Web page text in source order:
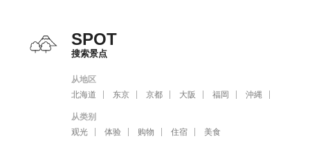
SPOT
搜索景点
从地区
北海道
东京 京都 大阪 福岡 沖縄
从类别
观光
体验 购物 住宿 美食